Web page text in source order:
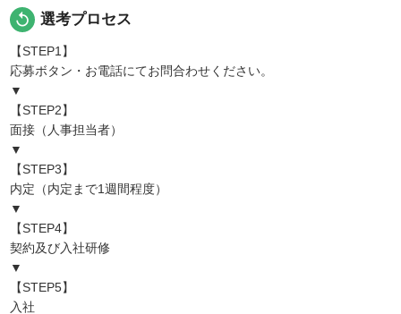
replay 選考プロセス
【STEP1】
応募ボタン・お電話にてお問合わせください。
▼
【STEP2】
面接（人事担当者）
▼
【STEP3】
内定（内定まで1週間程度）
▼
【STEP4】
契約及び入社研修
▼
【STEP5】
入社